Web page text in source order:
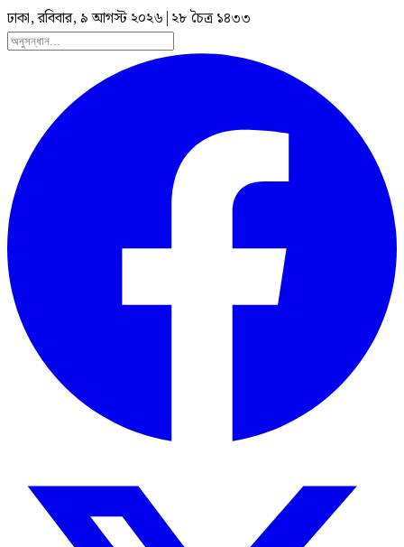
ঢাকা, রবিবার, ৯ আগস্ট ২০২৬ | ২৮ চৈত্র ১৪৩৩